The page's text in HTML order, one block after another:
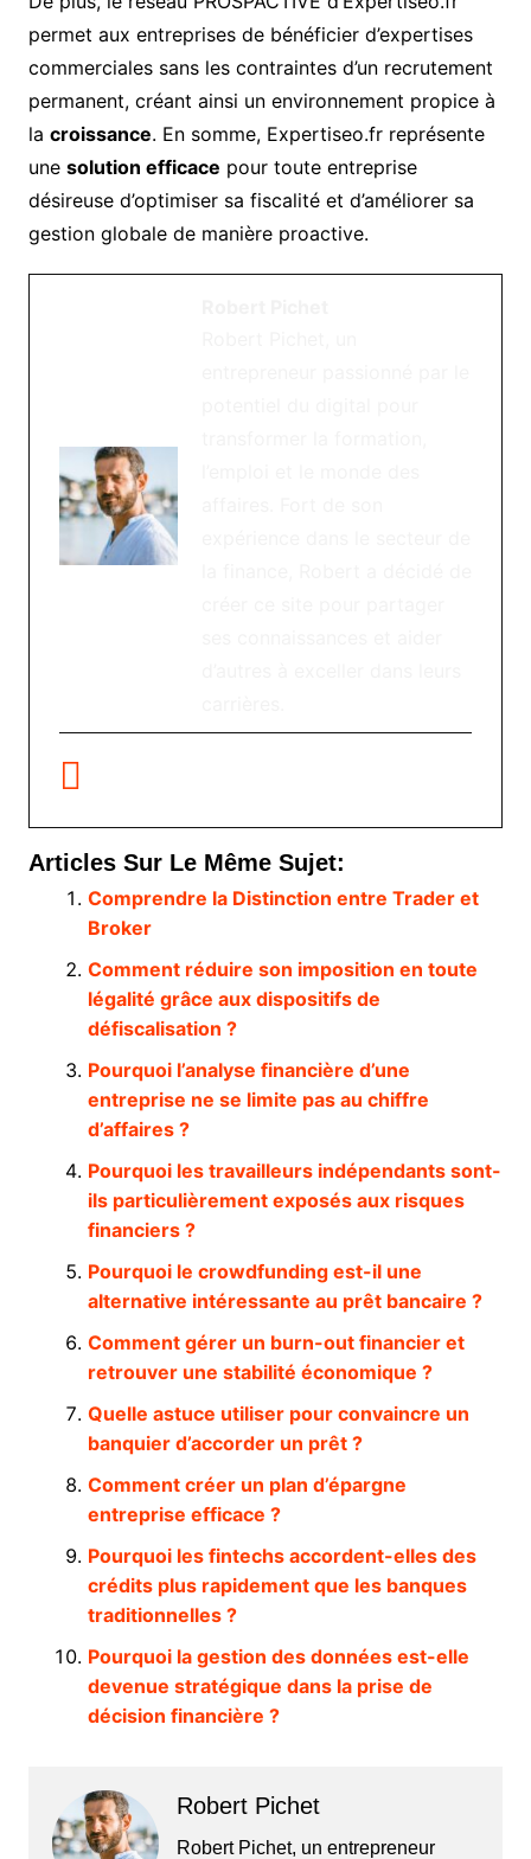
permet aux entreprises de bénéficier d’expertises
commerciales sans les contraintes d’un recrutement
permanent, créant ainsi un environnement propice à
la croissance. En somme, Expertiseo.fr représente
une solution efficace pour toute entreprise
désireuse d’optimiser sa fiscalité et d’améliorer sa
gestion globale de manière proactive.
Articles Sur Le Même Sujet:
Comprendre la Distinction entre Trader et
Broker
Comment réduire son imposition en toute
légalité grâce aux dispositifs de
défiscalisation ?
Pourquoi l’analyse financière d’une
entreprise ne se limite pas au chiffre
d’affaires ?
Pourquoi les travailleurs indépendants sont-
ils particulièrement exposés aux risques
financiers ?
Pourquoi le crowdfunding est-il une
alternative intéressante au prêt bancaire ?
Comment gérer un burn-out financier et
retrouver une stabilité économique ?
Quelle astuce utiliser pour convaincre un
banquier d’accorder un prêt ?
Comment créer un plan d’épargne
entreprise efficace ?
Pourquoi les fintechs accordent-elles des
crédits plus rapidement que les banques
traditionnelles ?
Pourquoi la gestion des données est-elle
devenue stratégique dans la prise de
décision financière ?
Robert Pichet
Robert Pichet, un entrepreneur